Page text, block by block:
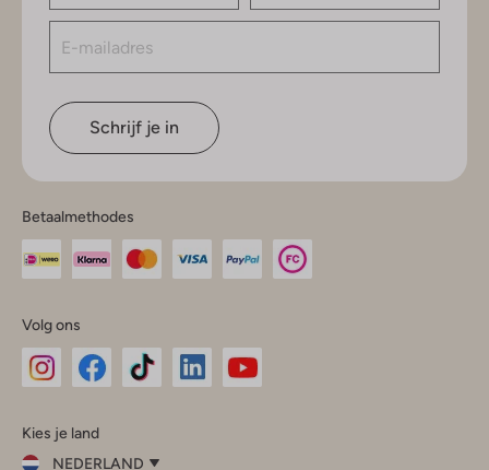
Schrijf je in
Betaalmethodes
Volg ons
InstagramFacebook
Kies je land
NEDERLAND